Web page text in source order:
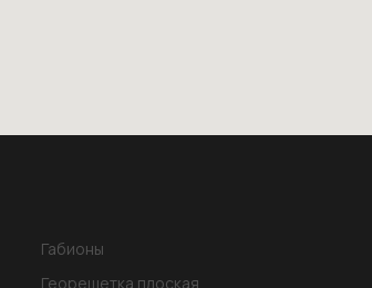
Габионы
Георешетка плоская